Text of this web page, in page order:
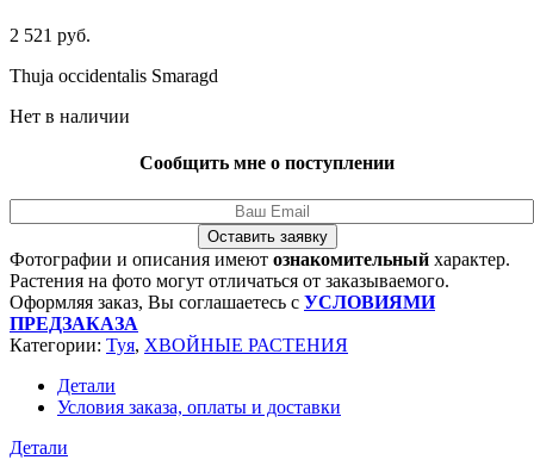
2 521 руб.
Thuja occidentalis Smaragd
Нет в наличии
Сообщить мне о поступлении
Оставить заявку
Фотографии и описания имеют ознакомительный характер.
Растения на фото могут отличаться от заказываемого.
Оформляя заказ, Вы соглашаетесь с УСЛОВИЯМИ
ПРЕДЗАКАЗА
Категории: Туя, ХВОЙНЫЕ РАСТЕНИЯ
Детали
Условия заказа, оплаты и доставки
Детали